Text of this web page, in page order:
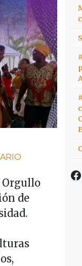
PUEBLOS
SOMOS
Orgullo
de